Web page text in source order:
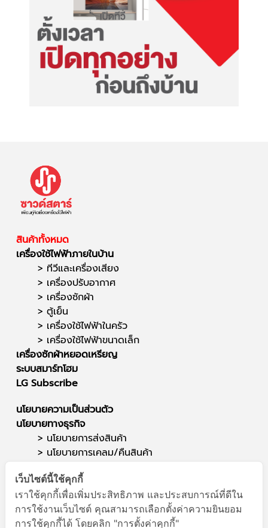
สินค้าทั้งหมด
เครื่องใช้ไฟฟ้าภายในบ้าน
> ทีวีและเครื่องเสียง
> เครื่องปรับอากาศ
> เครื่องซักผ้า
> ตู้เย็น
> เครื่องใช้ไฟฟ้าในครัว
> เครื่องใช้ไฟฟ้าขนาดเล็ก
เครื่องซักผ้าหยอดเหรียญ
ระบบสมาร์ทโฮม
LG Subscribe
นโยบายความเป็นส่วนตัว
นโยบายทางธุรกิจ
> นโยบายการส่งสินค้า
> นโยบายการเคลม/คืนสินค้า
ติดต่อเรา
ซาวด์สตาร์ (สำนักงานใหญ่)
สาขาแยกสนามบิน
โทรศัพท์ : 095-564-1949
เว็บไซต์นี้ใช้คุกกี้
เราใช้คุกกี้เพื่อเพิ่มประสิทธิภาพ และประสบการณ์ที่ดีใน
การใช้งานเว็บไซต์ คุณสามารถเลือกตั้งค่าความยินยอม
การใช้คุกกี้ได้ โดยคลิก "การตั้งค่าคุกกี้"